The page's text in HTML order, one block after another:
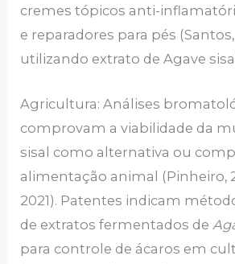
cremes tópicos anti-
e reparadores para pés
utilizando extrato de Agave
Agricultura: Análises
comprovam a viabilidade da
sisal como alternativa ou
alimentação animal (Pinheiro,
2021). Patentes indicam
de extratos fermentados de
para controle de ácaros em